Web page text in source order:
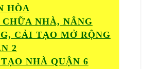
HÒA
CHỮA NHÀ, NÂNG
CẢI TẠO MỞ RỘNG
2
NHÀ QUẬN 6